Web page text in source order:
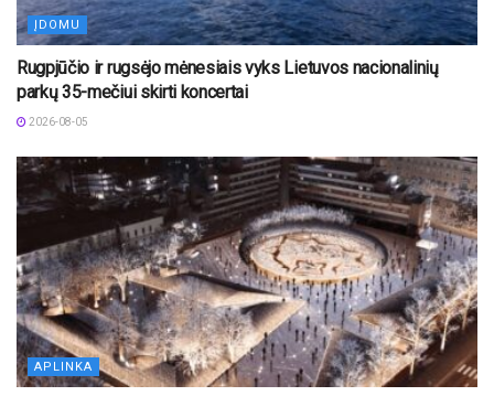
ĮDOMU
Rugpjūčio ir rugsėjo mėnesiais vyks Lietuvos nacionalinių
parkų 35-mečiui skirti koncertai
2026-08-05
APLINKA